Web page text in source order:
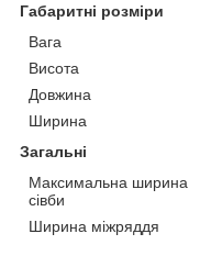
Габаритні розміри
Вага
Висота
Довжина
Ширина
Загальні
Максимальна ширина
сівби
Ширина міжряддя